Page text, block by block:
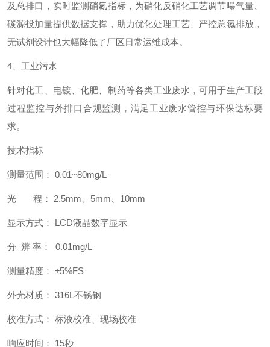
及总排口，实时监测硝氮指标，为硝化反硝化工艺调节曝气量、
碳源投加量提供数据支撑，助力优化处理工艺、严控总氮排放，
无试剂设计也大幅降低了厂区日常运维成本。
4、工业污水
针对化工、电镀、化肥、制药等各类工业废水，可用于生产工段
过程监控与外排口合规监测，满足工业废水管控与环保达标要
求。
技术指标
测量范围： 0.01~80mg/L
光 程： 2.5mm、5mm、10mm
显示方式： LCD液晶数字显示
分 辨 率： 0.01mg/L
测量精度： ±5%FS
外壳材质： 316L不锈钢
校准方式： 标液校准、现场校准
响应时间： 15秒